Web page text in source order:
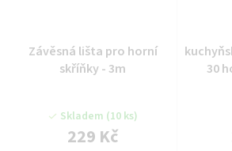
Závěsná lišta pro horní
skříňky - 3m
Skladem (10 ks)
229 Kč
30